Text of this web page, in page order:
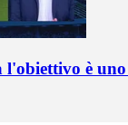
l'obiettivo è